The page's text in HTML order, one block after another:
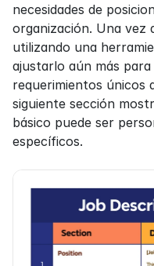
necesidades de
organización. Una vez
utilizando una
ajustarlo aún más
requerimientos únicos
siguiente sección
básico puede ser
específicos.